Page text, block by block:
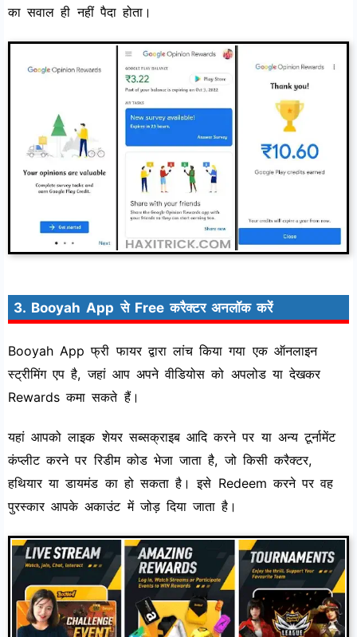
का सवाल ही नहीं पैदा होता।
3. Booyah App से Free करैक्टर अनलॉक करें
Booyah App फ्री फायर द्वारा लांच किया गया एक ऑनलाइन
स्ट्रीमिंग एप है, जहां आप अपने वीडियोस को अपलोड या देखकर
Rewards कमा सकते हैं।
यहां आपको लाइक शेयर सब्सक्राइब आदि करने पर या अन्य टूर्नामेंट
कंप्लीट करने पर रिडीम कोड भेजा जाता है, जो किसी करैक्टर,
हथियार या डायमंड का हो सकता है। इसे Redeem करने पर वह
पुरस्कार आपके अकाउंट में जोड़ दिया जाता है।